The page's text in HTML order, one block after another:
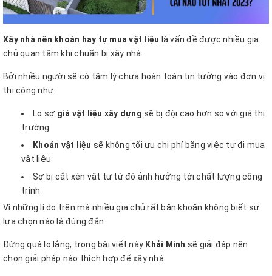
Xây nhà nên khoán hay tự mua vật liệu là vấn đề được nhiều gia
chủ quan tâm khi chuẩn bị xây nhà.
Bởi nhiều người sẽ có tâm lý chưa hoàn toàn tin tưởng vào đơn vị
thi công như:
Lo sợ giá vật liệu xây dựng sẽ bị đội cao hơn so với giá thị
trường
Khoán vật liệu sẽ không tối ưu chi phí bằng việc tự đi mua
vật liệu
Sợ bị cắt xén vật tư từ đó ảnh hưởng tới chất lượng công
trình
Vì những lí do trên mà nhiều gia chủ rất băn khoăn không biết sự
lựa chọn nào là đúng đắn.
Đừng quá lo lắng, trong bài viết này Khải Minh sẽ giải đáp nên
chọn giải pháp nào thích hợp để xây nhà.